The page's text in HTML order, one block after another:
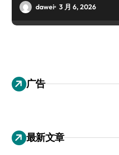
dawei 3 月 6, 2026
广告
最新文章